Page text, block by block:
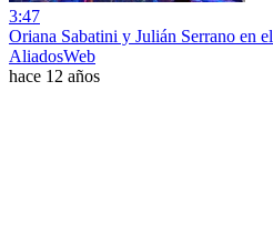
3:47
Oriana Sabatini y Julián Serrano en
AliadosWeb
hace 12 años